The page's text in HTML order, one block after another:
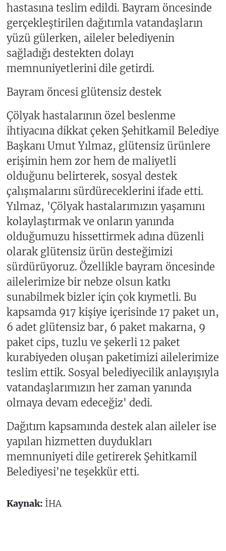
hastasına teslim edildi. Bayram öncesinde
gerçekleştirilen dağıtımla vatandaşların
yüzü gülerken, aileler belediyenin
sağladığı destekten dolayı
memnuniyetlerini dile getirdi.
Bayram öncesi glütensiz destek
Çölyak hastalarının özel beslenme
ihtiyacına dikkat çeken Şehitkamil Belediye
Başkanı Umut Yılmaz, glütensiz ürünlere
erişimin hem zor hem de maliyetli
olduğunu belirterek, sosyal destek
çalışmalarını sürdüreceklerini ifade etti.
Yılmaz, 'Çölyak hastalarımızın yaşamını
kolaylaştırmak ve onların yanında
olduğumuzu hissettirmek adına düzenli
olarak glütensiz ürün desteğimizi
sürdürüyoruz. Özellikle bayram öncesinde
ailelerimize bir nebze olsun katkı
sunabilmek bizler için çok kıymetli. Bu
kapsamda 917 kişiye içerisinde 17 paket un,
6 adet glütensiz bar, 6 paket makarna, 9
paket cips, tuzlu ve şekerli 12 paket
kurabiyeden oluşan paketimizi ailelerimize
teslim ettik. Sosyal belediyecilik anlayışıyla
vatandaşlarımızın her zaman yanında
olmaya devam edeceğiz' dedi.
Dağıtım kapsamında destek alan aileler ise
yapılan hizmetten duydukları
memnuniyeti dile getirerek Şehitkamil
Belediyesi'ne teşekkür etti.
Kaynak: İHA